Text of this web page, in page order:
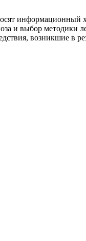
информационный
и выбор
возникшие в